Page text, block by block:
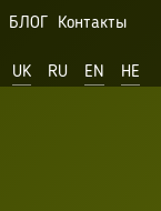
БЛОГ Контакты
UK RU EN HE